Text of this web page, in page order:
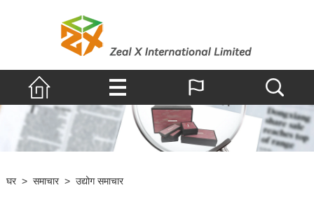
घर > समाचार > उद्योग समाचार